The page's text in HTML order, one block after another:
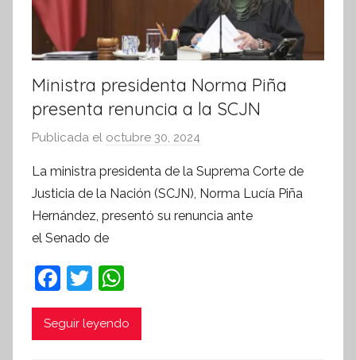
Ministra presidenta Norma Piña
presenta renuncia a la SCJN
Publicada el octubre 30, 2024
r
S
í
La ministra presidenta de la Suprema Corte de
Justicia de la Nación (SCJN), Norma Lucía Piña
Hernández, presentó su renuncia ante
el Senado de
F
a
c
T
w
itt
h
at
Seguir leyendo